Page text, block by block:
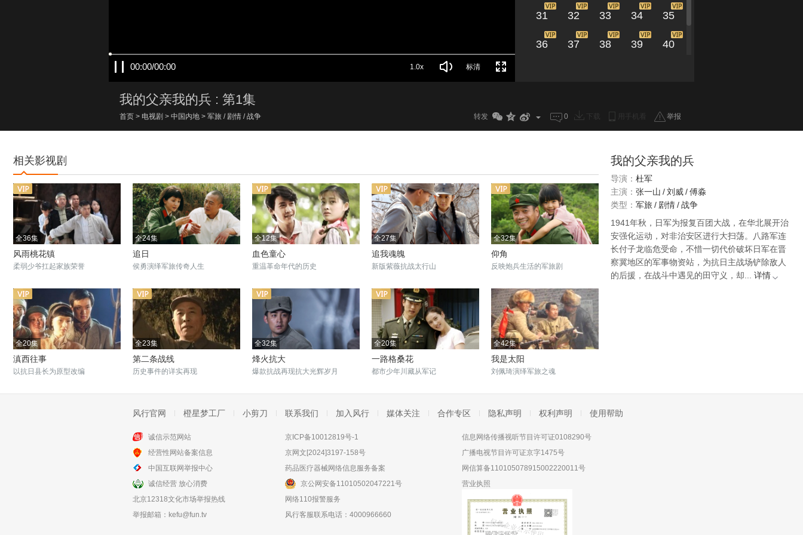
00:00/00:00 1.0x 标清
31 32 33 34 35
36 37 38 39 40
我的父亲我的兵 : 第1集
首页 > 电视剧 > 中国内地 > 军旅 / 剧情 / 战争 转发 0 举报
相关影视剧
全36集
风雨桃花镇
柔弱少爷扛起家族荣誉
全24集
追日
侯勇演绎军旅传奇人生
全12集
血色童心
重温革命年代的历史
全27集
追我魂魄
新版紫薇抗战太行山
全32集
仰角
反映炮兵生活的军旅剧
全20集
滇西往事
以抗日县长为原型改编
全23集
第二条战线
历史事件的详实再现
全32集
烽火抗大
爆款抗战再现抗大光辉岁月
全20集
一路格桑花
都市少年川藏从军记
全42集
我是太阳
刘佩琦演绎军旅之魂
全33集
川流
我的父亲我的兵
导演： 杜军
主演： 张一山 /刘威/傅淼
类型： 军旅 / 剧情/战争
1941年秋，日军为报复百团大战，在华北展开治
安强化运动，对非治安区进行大扫荡。八路军连
长付子龙临危受命，不惜一切代价破坏日军在晋
察冀地区的军事物资站，为抗日主战场铲除敌人
的后援，在战斗中遇见的田守义，却...
详情
风行官网 橙星梦工厂 小剪刀 联系我们 加入风行 媒体关注 合作专区 隐私声明 权利声明 使用帮助
诚信示范网站
经营性网站备案信息
中国互联网举报中心
诚信经营 放心消费
北京12318文化市场举报热线
举报邮箱： kefu@fun.tv
京ICP备10012819号-1
京网文[2024]3197-158号
药品医疗器械网络信息服务备案
京公网安备11010502047221号
网络110报警服务
风行客服联系电话：4000966660
信息网络传播视听节目许可证0108290号
广播电视节目许可证京字1475号
网信算备110105078915002220011号
营业执照